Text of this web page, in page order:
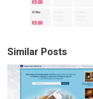
Similar Posts